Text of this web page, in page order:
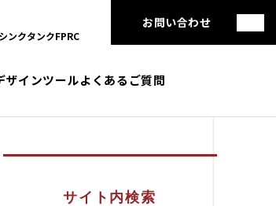
お問い合わせ
シンクタンクFPRC
ザインツールよくあるご質問
サイト内検索